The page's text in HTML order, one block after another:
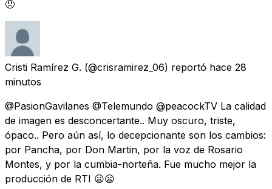
😠
Cristi Ramírez G. (@crisramirez_06) reportó hace 28
minutos
@PasionGavilanes @Telemundo @peacockTV La calidad
de imagen es desconcertante.. Muy oscuro, triste,
ópaco.. Pero aún así, lo decepcionante son los cambios:
por Pancha, por Don Martin, por la voz de Rosario
Montes, y por la cumbia-norteña. Fue mucho mejor la
producción de RTI 😦😦